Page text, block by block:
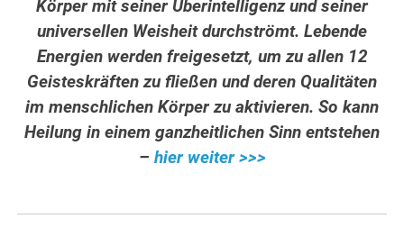
Körper mit seiner Überintelligenz und seiner
universellen Weisheit durchströmt. Lebende
Energien werden freigesetzt, um zu allen 12
Geisteskräften zu fließen und deren Qualitäten
im menschlichen Körper zu aktivieren. So kann
Heilung in einem ganzheitlichen Sinn entstehen
– hier weiter >>>